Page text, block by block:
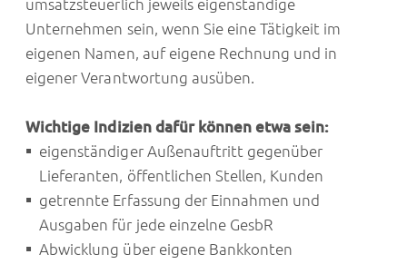
umsatzsteuerlich jeweils eigenständige
Unternehmen sein, wenn Sie eine Tätigkeit im
eigenen Namen, auf eigene Rechnung und in
eigener Verantwortung ausüben.
Wichtige Indizien dafür können etwa sein:
eigenständiger Außenauftritt gegenüber
Lieferanten, öffentlichen Stellen, Kunden
getrennte Erfassung der Einnahmen und
Ausgaben für jede einzelne GesbR
Abwicklung über eigene Bankkonten